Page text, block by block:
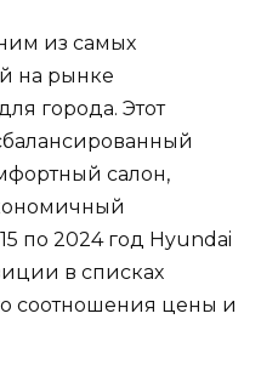
из самых
на рынке
города. Этот
салон,
по 2024 год Hyundai
в списках
соотношения цены и